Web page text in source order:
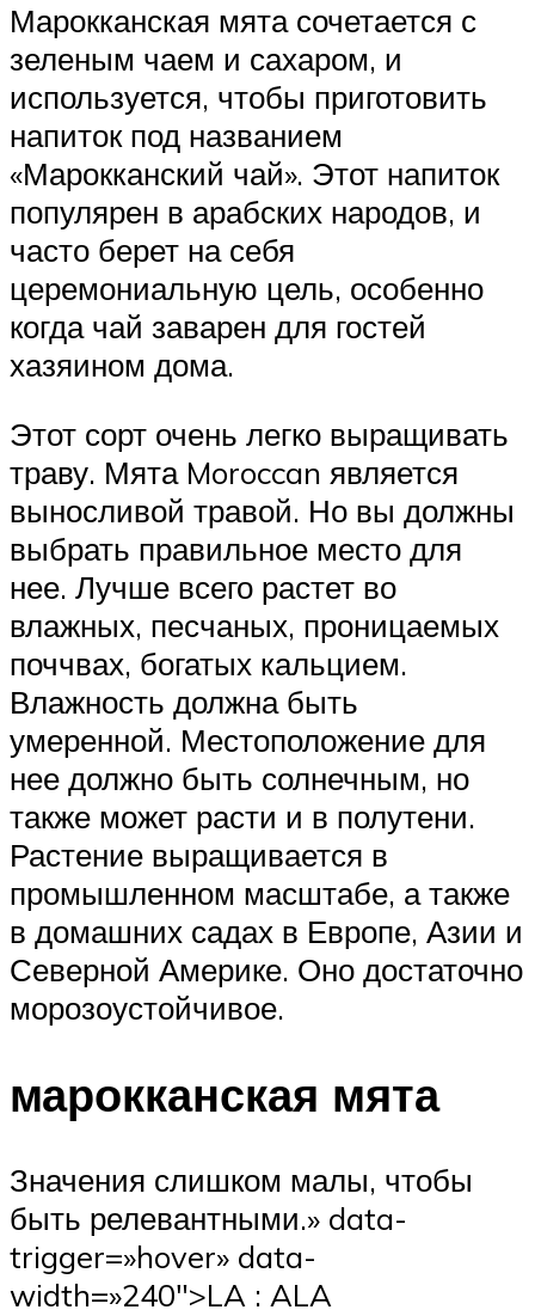
Марокканская мята сочетается с
зеленым чаем и сахаром, и
используется, чтобы приготовить
напиток под названием
«Марокканский чай». Этот напиток
популярен в арабских народов, и
часто берет на себя
церемониальную цель, особенно
когда чай заварен для гостей
хазяином дома.
Этот сорт очень легко выращивать
траву. Мята Moroccan является
выносливой травой. Но вы должны
выбрать правильное место для
нее. Лучше всего растет во
влажных, песчаных, проницаемых
поччвах, богатых кальцием.
Влажность должна быть
умеренной. Местоположение для
нее должно быть солнечным, но
также может расти и в полутени.
Растение выращивается в
промышленном масштабе, а также
в домашних садах в Европе, Азии и
Северной Америке. Оно достаточно
морозоустойчивое.
марокканская мята
Значения слишком малы, чтобы
быть релевантными.» data-
trigger=»hover» data-
width=»240″>LA : ALA